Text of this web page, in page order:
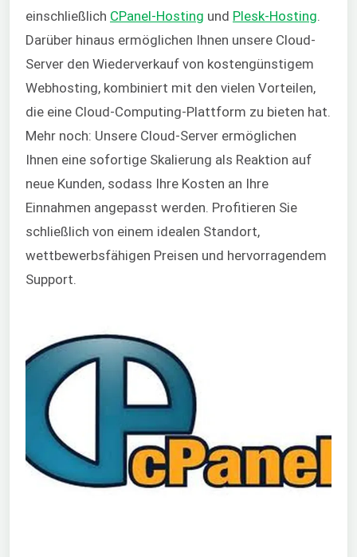
einschließlich CPanel-Hosting und Plesk-Hosting.
Darüber hinaus ermöglichen Ihnen unsere Cloud-
Server den Wiederverkauf von kostengünstigem
Webhosting, kombiniert mit den vielen Vorteilen,
die eine Cloud-Computing-Plattform zu bieten hat.
Mehr noch: Unsere Cloud-Server ermöglichen
Ihnen eine sofortige Skalierung als Reaktion auf
neue Kunden, sodass Ihre Kosten an Ihre
Einnahmen angepasst werden. Profitieren Sie
schließlich von einem idealen Standort,
wettbewerbsfähigen Preisen und hervorragendem
Support.